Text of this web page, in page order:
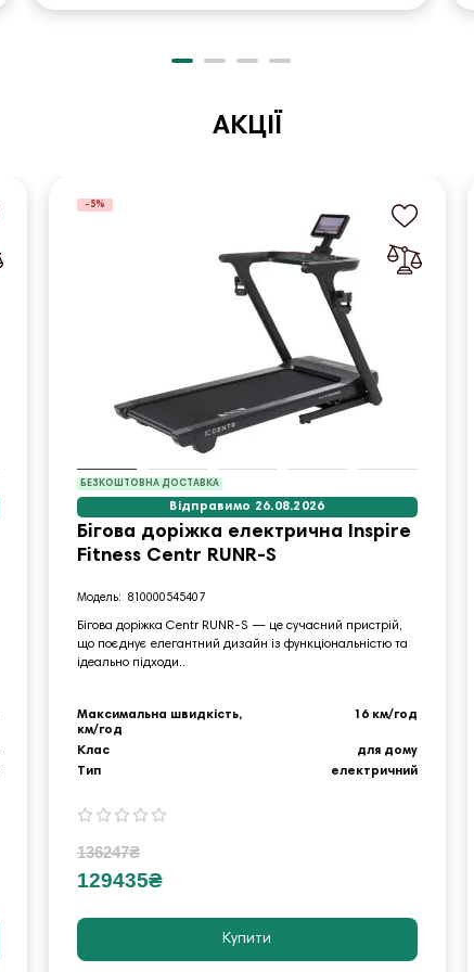
АКЦІЇ
БЕЗКОШТОВНА ДОСТАВКА
-5%
Відправимо 26.08.2026
Бігова доріжка електрична Inspire
Fitness Centr RUNR-S
810000545407
Бігова доріжка Centr RUNR-S — це сучасний пристрій,
що поєднує елегантний дизайн із функціональністю та
ідеально підходи..
Максимальна швидкість,
км/год
16 км/год
Клас
для дому
Тип
електричний
136247₴
129435₴
Купити